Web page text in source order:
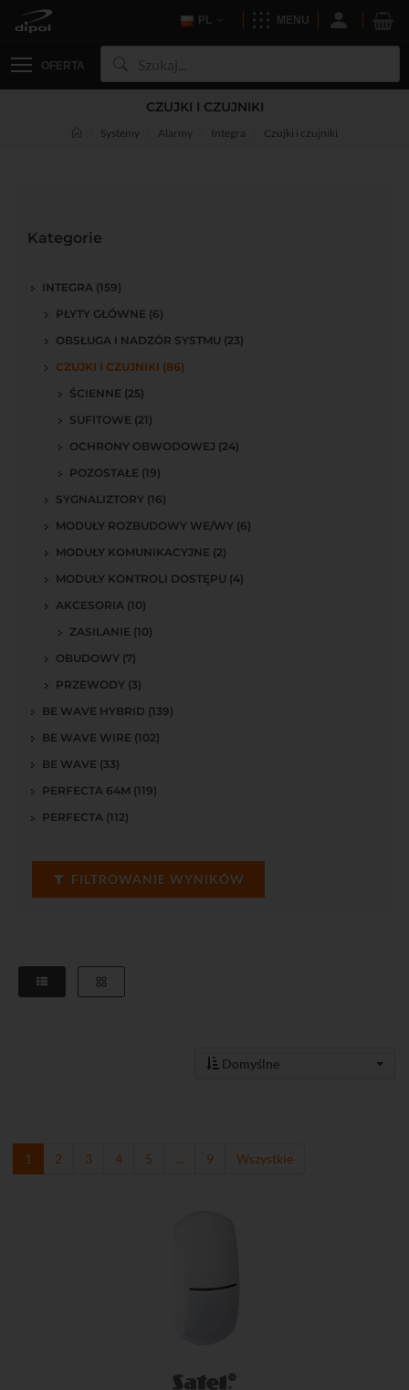
PL MENU
OFERTA
CZUJKI I CZUJNIKI
Systemy Alarmy Integra Czujki i czujniki
Kategorie
INTEGRA (159)
PŁYTY GŁÓWNE (6)
OBSŁUGA I NADZÓR SYSTMU (23)
CZUJKI I CZUJNIKI (86)
ŚCIENNE (25)
SUFITOWE (21)
OCHRONY OBWODOWEJ (24)
POZOSTAŁE (19)
SYGNALIZTORY (16)
MODUŁY ROZBUDOWY WE/WY (6)
MODUŁY KOMUNIKACYJNE (2)
MODUŁY KONTROLI DOSTĘPU (4)
AKCESORIA (10)
ZASILANIE (10)
OBUDOWY (7)
PRZEWODY (3)
BE WAVE HYBRID (139)
BE WAVE WIRE (102)
BE WAVE (33)
PERFECTA 64M (119)
PERFECTA (112)
FILTROWANIE WYNIKÓW
Domyślne
1 2 3 4 5 ... 9 Wszystkie